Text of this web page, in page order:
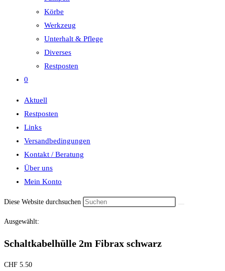
Körbe
Werkzeug
Unterhalt & Pflege
Diverses
Restposten
0
Aktuell
Restposten
Links
Versandbedingungen
Kontakt / Beratung
Über uns
Mein Konto
Diese Website durchsuchen
Ausgewählt:
Schaltkabelhülle 2m Fibrax schwarz
CHF 5.50